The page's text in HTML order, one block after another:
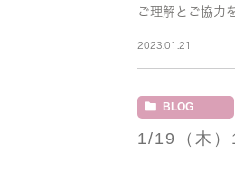
ご理解とご協力
2023.01.21
BLOG
1/19（木）